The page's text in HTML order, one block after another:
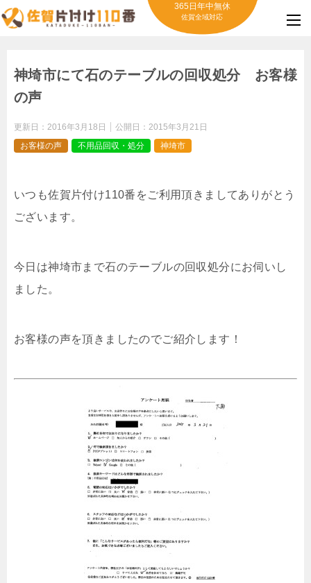
365日年中無休
佐賀全域対応
神埼市にて石のテーブルの回収処分 お客様
の声
更新日： 2016年3月18日 公開日： 2015年3月21日
お客様の声
不用品回収・処分 神埼市
いつも佐賀片付け110番をご利用頂きましてありがとう
ございます。
今日は神埼市まで石のテーブルの回収処分にお伺いし
ました。
お客様の声を頂きましたのでご紹介します！